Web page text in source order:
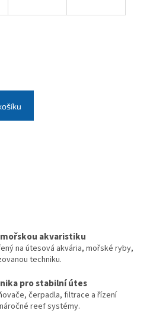
akvaristiku
na útesová akvária, mořské ryby,
techniku.
pro stabilní útes
čerpadla, filtrace a řízení
reef systémy.